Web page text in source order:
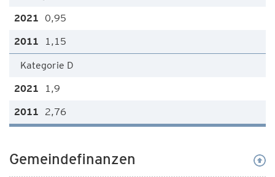
0,95
1,15
Kategorie D
1,9
2,76
Gemeindefinanzen